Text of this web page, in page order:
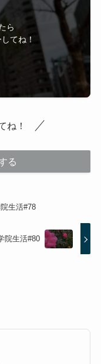
ら
てね！
ね！
る
生活#78
院生活#80